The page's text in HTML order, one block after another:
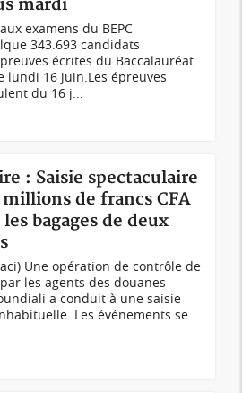
mardi
examens du BEPC
343.693 candidats
écrites du Baccalauréat
lundi 16 juin.Les épreuves
du 16 j...
: Saisie spectaculaire
de francs CFA
bagages de deux
Une opération de contrôle de
les agents des douanes
a conduit à une saisie
Les événements se